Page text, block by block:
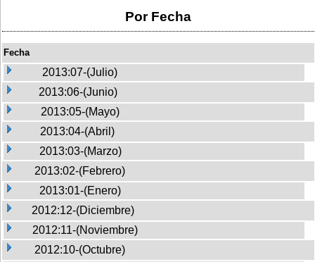
Por Fecha
Fecha
2013:07-(Julio)
2013:06-(Junio)
2013:05-(Mayo)
2013:04-(Abril)
2013:03-(Marzo)
2013:02-(Febrero)
2013:01-(Enero)
2012:12-(Diciembre)
2012:11-(Noviembre)
2012:10-(Octubre)